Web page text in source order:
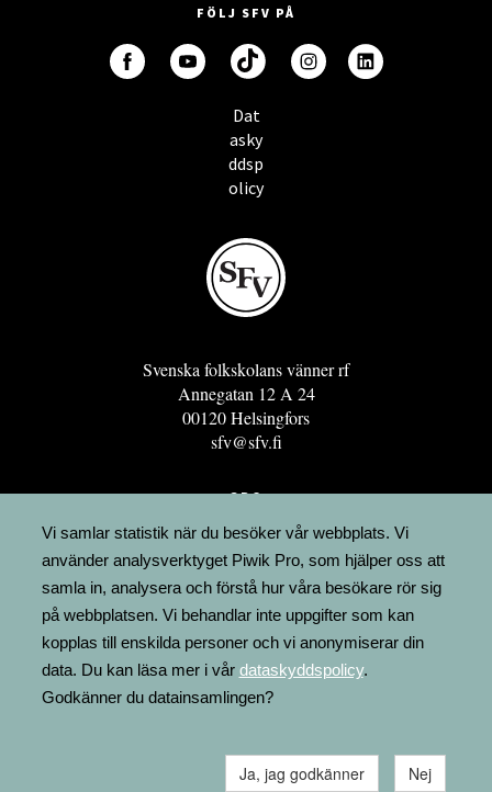
FÖLJ SFV PÅ
Dat
asky
ddsp
olicy
Svenska folkskolans vänner rf
Annegatan 12 A 24
00120 Helsingfors
sfv@sfv.fi
GRO
FÖRENINGSRESURSEN
MINNESRUNOR.FI
UPPSLAGSVERKET FINLAND
LÄGENHETER
FAKTURERING
Vi samlar statistik när du besöker vår webbplats. Vi
använder analysverktyget Piwik Pro, som hjälper oss att
samla in, analysera och förstå hur våra besökare rör sig
på webbplatsen. Vi behandlar inte uppgifter som kan
kopplas till enskilda personer och vi anonymiserar din
data. Du kan läsa mer i vår dataskyddspolicy.
Godkänner du datainsamlingen?
Ja, jag godkänner Nej